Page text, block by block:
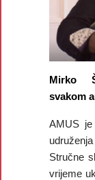
Mirko
svakom
AMUS je
Stručne
vrijeme